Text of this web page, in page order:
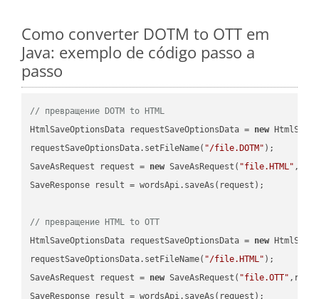
Como converter DOTM to OTT em
Java: exemplo de código passo a
passo
// превращение DOTM to HTML
HtmlSaveOptionsData requestSaveOptionsData = new
requestSaveOptionsData.setFileName( "/file.DOTM" );
SaveAsRequest request = new SaveAsRequest( "file.HTML"
SaveResponse result = wordsApi.saveAs(request);
// превращение HTML to OTT
HtmlSaveOptionsData requestSaveOptionsData = new
requestSaveOptionsData.setFileName( "/file.HTML" );
SaveAsRequest request = new SaveAsRequest( "file.OTT"